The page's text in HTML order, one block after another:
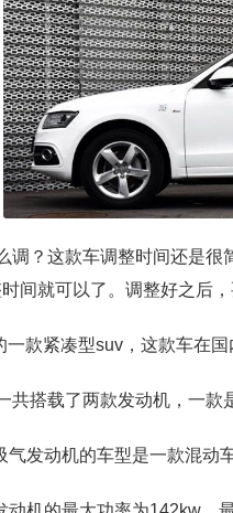
调？ 这款车调整时间还是很
间就可以了。调整好之后
一款紧凑型suv，这款车在国
共搭载了两款发动机，一款
气发动机的车型是一款混动